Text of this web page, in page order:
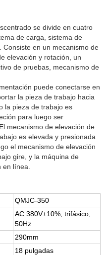
se divide en cuatro
de carga, sistema de
Consiste en un mecanismo de
elevación y rotación, un
de pruebas, mecanismo de
puede conectarse en
la pieza de trabajo hacia
la pieza de trabajo es
para luego ser
mecanismo de elevación de
es elevada y presionada
el mecanismo de elevación
gire, y la máquina de
línea.
QMJC-350
AC 380V±10%, trifásico,
50Hz
290mm
18 pulgadas